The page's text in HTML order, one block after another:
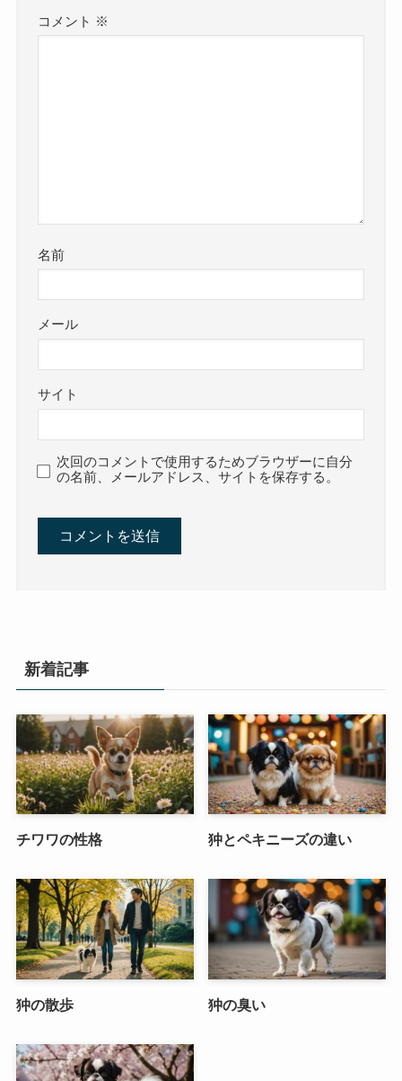
コメント ※
名前
メール
サイト
次回のコメントで使用するためブラウザーに自分
の名前、メールアドレス、サイトを保存する。
新着記事
チワワの性格 狆とペキニーズの違い
狆の散歩 狆の臭い